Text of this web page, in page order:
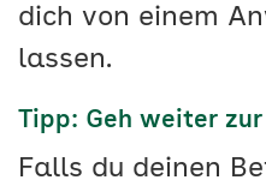
dich von einem
lassen.
Tipp: Geh weiter
Falls du deinen